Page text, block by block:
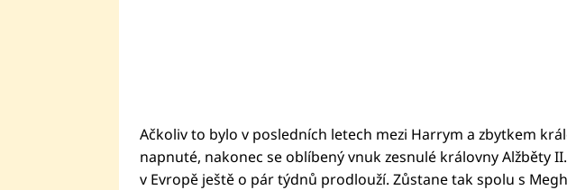
Ačkoliv to bylo v posledních letech mezi Harrym a zbytkem
napnuté, nakonec se oblíbený vnuk zesnulé královny Alžběty
v Evropě ještě o pár týdnů prodlouží. Zůstane tak spolu s